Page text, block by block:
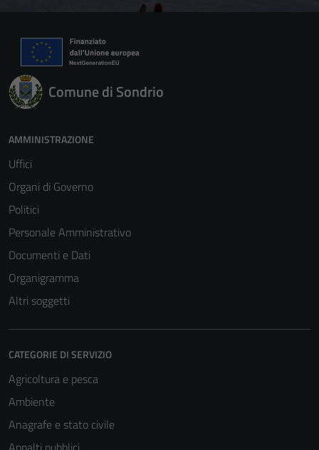
Comune di Sondrio
AMMINISTRAZIONE
Uffici
Organi di Governo
Politici
Personale Amministrativo
Documenti e Dati
Organigramma
Altri soggetti
CATEGORIE DI SERVIZIO
Agricoltura e pesca
Ambiente
Anagrafe e stato civile